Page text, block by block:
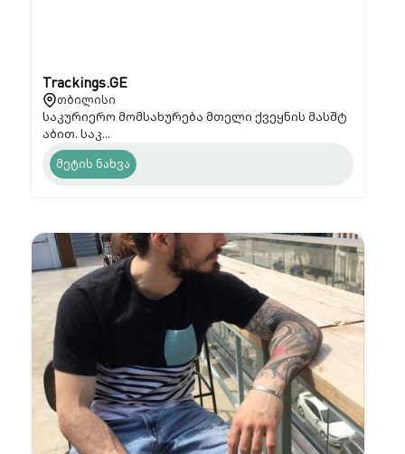
Trackings.GE
თბილისი
საკურიერო მომსახურება მთელი ქვეყნის მასშტ
აბით. საკ...
მეტის ნახვა